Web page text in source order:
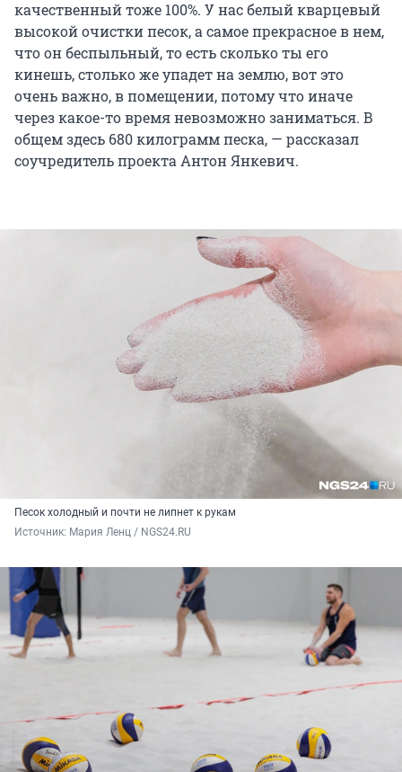
качественный тоже 100%. У нас белый кварцевый
высокой очистки песок, а самое прекрасное в нем,
что он беспыльный, то есть сколько ты его
кинешь, столько же упадет на землю, вот это
очень важно, в помещении, потому что иначе
через какое-то время невозможно заниматься. В
общем здесь 680 килограмм песка, — рассказал
соучредитель проекта Антон Янкевич.
Песок холодный и почти не липнет к рукам
Источник: Мария Ленц / NGS24.RU